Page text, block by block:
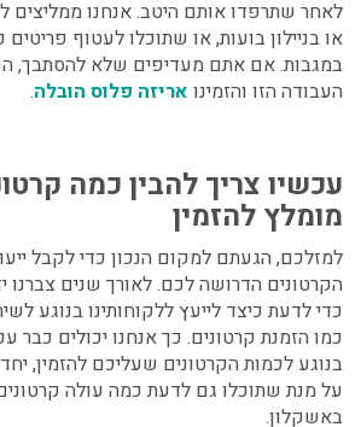
לאחר שתרפדו אותם היטב. אנחנו ממליצים
או בניילון בועות, או שתוכלו לעטוף
במגבות. אם אתם מעדיפים שלא להסתבך,
העבודה הזו והזמינו אריזה פלוס הובלה.
עכשיו צריך להבין כמה
מומלץ להזמין
למזלכם, הגעתם למקום הנכון כדי לקבל
הקרטונים הדרושה לכם. לאורך שנים צברנו
כדי לדעת כיצד לייעץ ללקוחותינו בנוגע
כמו הזמנת קרטונים. כך אנחנו יכולים כבר
בנוגע לכמות הקרטונים שעליכם להזמין,
על מנת שתוכלו גם לדעת כמה עולה
באשקלון.